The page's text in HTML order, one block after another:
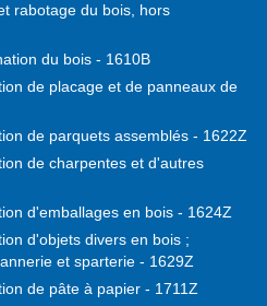
rabotage du bois, hors
du bois - 1610B
de placage et de panneaux de
de parquets assemblés - 1622Z
de charpentes et d'autres
d'emballages en bois - 1624Z
d'objets divers en bois ;
et sparterie - 1629Z
de pâte à papier - 1711Z